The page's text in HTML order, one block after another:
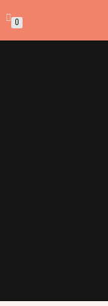
0